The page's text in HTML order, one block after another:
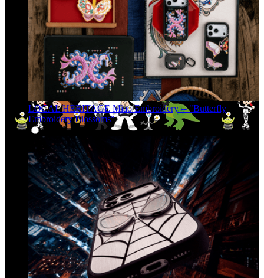
LOCAL HERITAGE Miao Embroidery -- "Butterfly
Embroidery Blossoms"